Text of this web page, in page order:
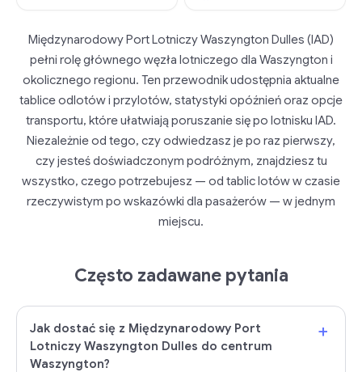
Międzynarodowy Port Lotniczy Waszyngton Dulles (IAD)
pełni rolę głównego węzła lotniczego dla Waszyngton i
okolicznego regionu. Ten przewodnik udostępnia aktualne
tablice odlotów i przylotów, statystyki opóźnień oraz opcje
transportu, które ułatwiają poruszanie się po lotnisku IAD.
Niezależnie od tego, czy odwiedzasz je po raz pierwszy,
czy jesteś doświadczonym podróżnym, znajdziesz tu
wszystko, czego potrzebujesz — od tablic lotów w czasie
rzeczywistym po wskazówki dla pasażerów — w jednym
miejscu.
Często zadawane pytania
Jak dostać się z Międzynarodowy Port
Lotniczy Waszyngton Dulles do centrum
Waszyngton?
+